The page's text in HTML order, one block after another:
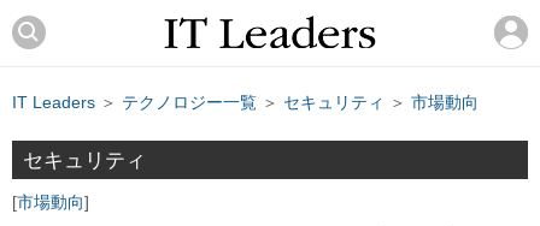
IT Leaders ＞ テクノロジー一覧 ＞ セキュリティ ＞ 市場動向
セキュリティ
市場動向